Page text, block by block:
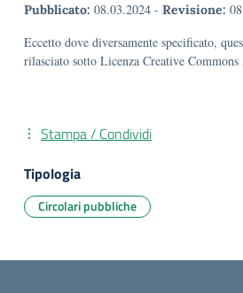
Pubblicato: 08.03.2024 - Revisione:
Eccetto dove diversamente specificato,
rilasciato sotto Licenza Creative
Stampa / Condividi
Tipologia
Circolari pubbliche